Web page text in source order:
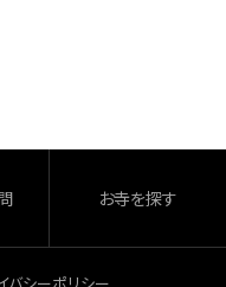
お寺を探す
バシーポリシー